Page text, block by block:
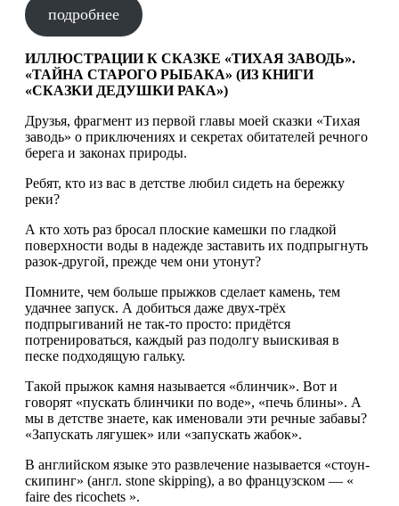
подробнее
ИЛЛЮСТРАЦИИ К СКАЗКЕ «ТИХАЯ ЗАВОДЬ».
«ТАЙНА СТАРОГО РЫБАКА» (ИЗ КНИГИ
«СКАЗКИ ДЕДУШКИ РАКА»)
Друзья, фрагмент из первой главы моей сказки «Тихая
заводь» о приключениях и секретах обитателей речного
берега и законах природы.
Ребят, кто из вас в детстве любил сидеть на бережку
реки?
А кто хоть раз бросал плоские камешки по гладкой
поверхности воды в надежде заставить их подпрыгнуть
разок-другой, прежде чем они утонут?
Помните, чем больше прыжков сделает камень, тем
удачнее запуск. А добиться даже двух-трёх
подпрыгиваний не так-то просто: придётся
потренироваться, каждый раз подолгу выискивая в
песке подходящую гальку.
Такой прыжок камня называется «блинчик». Вот и
говорят «пускать блинчики по воде», «печь блины». А
мы в детстве знаете, как именовали эти речные забавы?
«Запускать лягушек» или «запускать жабок».
В английском языке это развлечение называется «стоун-
скипинг» (англ. stone skipping), а во французском — «
faire des ricochets ».